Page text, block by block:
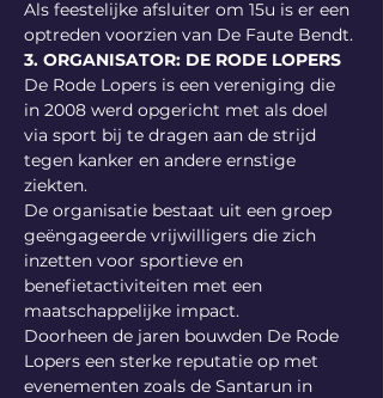
Als feestelijke afsluiter om 15u is er een
optreden voorzien van De Faute Bendt.
3. ORGANISATOR: DE RODE LOPERS
De Rode Lopers is een vereniging die
in 2008 werd opgericht met als doel
via sport bij te dragen aan de strijd
tegen kanker en andere ernstige
ziekten.
De organisatie bestaat uit een groep
geëngageerde vrijwilligers die zich
inzetten voor sportieve en
benefietactiviteiten met een
maatschappelijke impact.
Doorheen de jaren bouwden De Rode
Lopers een sterke reputatie op met
evenementen zoals de Santarun in